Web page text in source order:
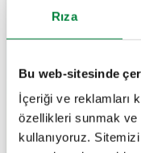
Rıza
Bu web-sitesinde
İçeriği ve reklamları
özellikleri sunmak
kullanıyoruz. Sitemizi
ISH 2025 -
çözümler
17-21 Mart 2025,